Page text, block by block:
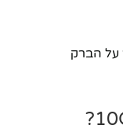
על הברק